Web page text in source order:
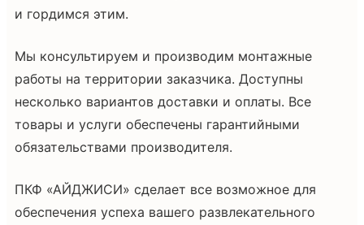
и гордимся этим.
Мы консультируем и производим монтажные
работы на территории заказчика. Доступны
несколько вариантов доставки и оплаты. Все
товары и услуги обеспечены гарантийными
обязательствами производителя.
ПКФ «АЙДЖИСИ» сделает все возможное для
обеспечения успеха вашего развлекательного